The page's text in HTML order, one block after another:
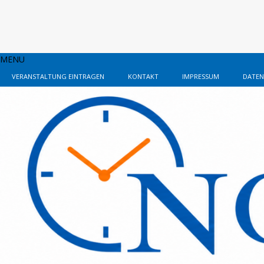
MENU
VERANSTALTUNG EINTRAGEN KONTAKT IMPRESSUM